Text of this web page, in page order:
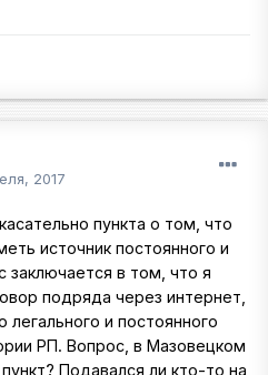
2017
пункта о том, что
источник постоянного и
заключается в том, что я
подряда через интернет,
и постоянного
РП. Вопрос, в Мазовецком
Подавался ли кто-то на